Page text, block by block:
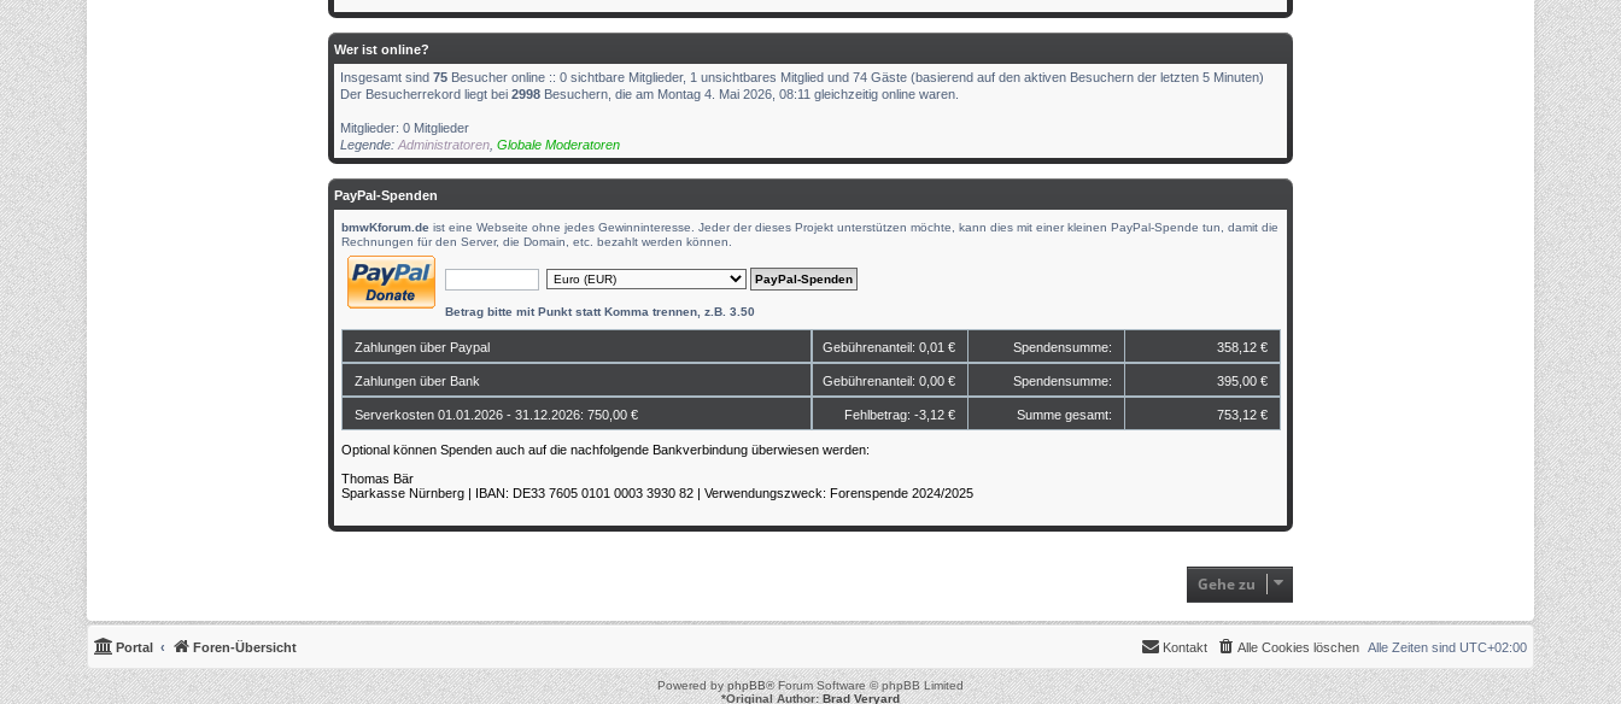
Wer ist online?
Insgesamt sind 75 Besucher online :: 0 sichtbare Mitglieder, 1 unsichtbares Mitglied und 74 Gäste (basierend auf den aktiven Besuchern der letzten 5 Minuten)
Der Besucherrekord liegt bei 2998 Besuchern, die am Montag 4. Mai 2026, 08:11 gleichzeitig online waren.
Mitglieder: 0 Mitglieder
Legende: Administratoren Globale Moderatoren
PayPal-Spenden
bmwKforum.de ist eine Webseite ohne jedes Gewinninteresse. Jeder der dieses Projekt unterstützen möchte, kann dies mit einer kleinen PayPal-Spende tun, damit die
Rechnungen für den Server, die Domain, etc. bezahlt werden können.
Betrag bitte mit Punkt statt Komma trennen, z.B. 3.50
Gehe zu
Portal Foren-Übersicht Alle Zeiten sind UTC+02:00
Alle Cookies löschen
Kontakt
Powered byphpBB® Forum Software © phpBB Limited
*Original Author:Brad Veryard